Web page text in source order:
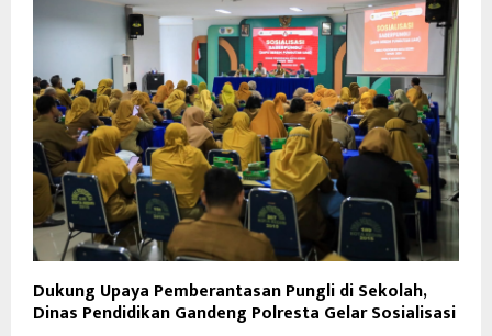
Dukung Upaya Pemberantasan Pungli di Sekolah,
Dinas Pendidikan Gandeng Polresta Gelar Sosialisasi